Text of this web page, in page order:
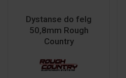
Dystanse do felg
50,8mm Rough
Country